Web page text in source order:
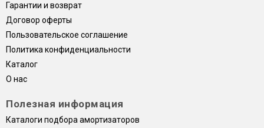
Гарантии и возврат
Договор оферты
Пользовательское соглашение
Политика конфиденциальности
Каталог
О нас
Полезная информация
Каталоги подбора амортизаторов